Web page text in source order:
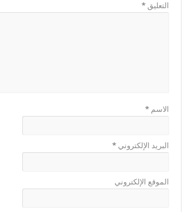
التعليق*
الاسم*
البريد الإلكتروني*
الموقع الإلكتروني